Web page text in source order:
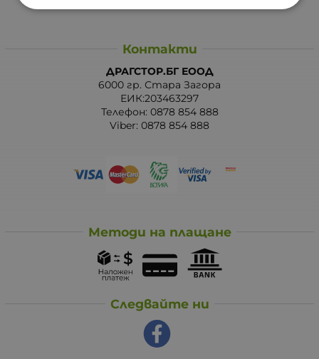
Контакти
ДРАГСТОР.БГ ЕООД
6000 гр. Стара Загора
ЕИК:203463297
Телефон: 0878 854 888
Viber: 0878 854 888
Методи на плащане
Следвайте ни